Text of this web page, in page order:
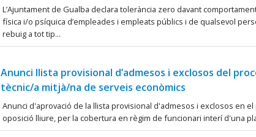
L’Ajuntament de Gualba declara tolerància zero davant
física i/o psíquica d’empleades i empleats públics i de qualsevol
rebuig a tot tip...
Anunci llista provisional d’admesos i exclosos del
tècnic/a mitjà/na de serveis econòmics
Anunci d'aprovació de la llista provisional d'admesos i exclosos en
oposició lliure, per la cobertura en règim de funcionari interí d'una